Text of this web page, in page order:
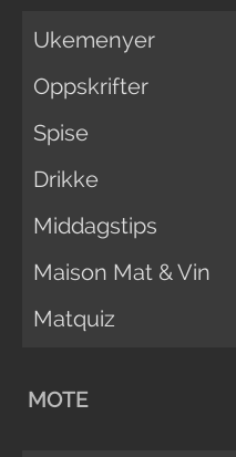
Ukemenyer
Oppskrifter
Spise
Drikke
Middagstips
Maison Mat & Vin
Matquiz
MOTE